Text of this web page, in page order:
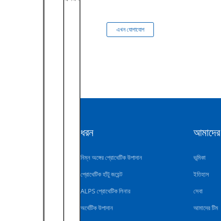
এখন যোগাযোগ
ধরন
নিম্ন অঙ্গের প্রোথেটিক উপাদান
প্রোথেটিক হাঁটু জয়েন্ট
ALPS প্রোথেটিক লিনার
অর্থেটিক উপাদান
ভূমিকা
ইতিহাস
সেবা
আমাদের টিম